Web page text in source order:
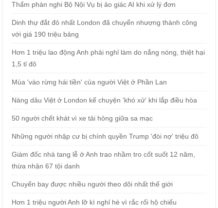
Thẩm phán nghi Bộ Nội Vụ bị ảo giác AI khi xử lý đơn
Dinh thự đắt đỏ nhất London đã chuyển nhượng thành công
với giá 190 triệu bảng
Hơn 1 triệu lao động Anh phải nghỉ làm do nắng nóng, thiệt hại
1,5 tỉ đô
Mùa 'vào rừng hái tiền' của người Việt ở Phần Lan
Nàng dâu Việt ở London kể chuyện 'khó xử' khi lắp điều hòa
50 người chết khát vì xe tải hỏng giữa sa mạc
Những người nhập cư bị chính quyền Trump 'đòi nợ' triệu đô
Giám đốc nhà tang lễ ở Anh trao nhầm tro cốt suốt 12 năm,
thừa nhận 67 tội danh
Chuyến bay được nhiều người theo dõi nhất thế giới
Hơn 1 triệu người Anh lỡ kì nghỉ hè vì rắc rối hộ chiếu